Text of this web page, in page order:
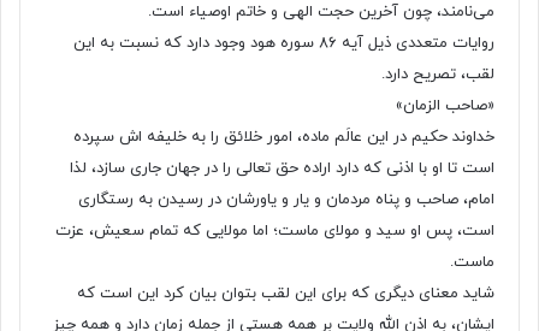
می‌نامند، چون آخرین حجت الهی و خاتم اوصیاء است.
روایات متعددی ذیل آیه ۸۶ سوره هود وجود دارد که نسبت به این
لقب، تصریح دارد.
«صاحب الزمان»
خداوند حکیم در این عالَم ماده، امور خلائق را به خلیفه اش سپرده
است تا او با اذنی که دارد اراده حق تعالی را در جهان جاری سازد، لذا
امام، صاحب و پناه مردمان و یار و یاورشان در رسیدن به رستگاری
است، پس او سید و مولای ماست؛ اما مولایی که تمام سعیش، عزت
ماست.
شاید معنای دیگری که برای این لقب بتوان بیان کرد این است که
ایشان، به اذن الله ولایت بر همه هستی از جمله زمان دارد و همه چیز